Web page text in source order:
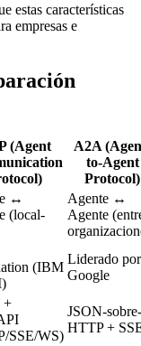
estas características
empresas e
(Agent
A2A
to-Agent
Protocol)
↔
(local-
Agente ↔
Agente
(IBM
Liderado por
Google
+
SSE/WS)
JSON-sobre-
HTTP +